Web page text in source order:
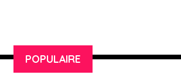
POPULAIRE